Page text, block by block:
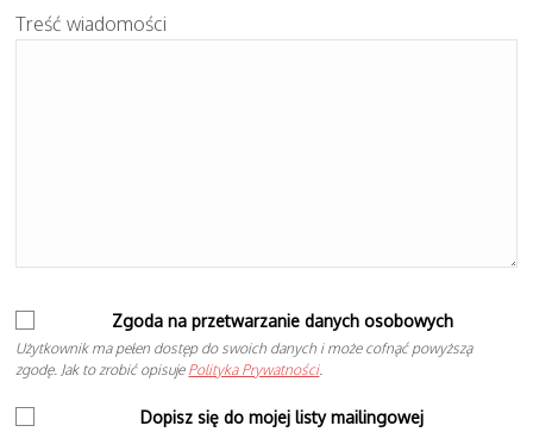
Treść wiadomości
Zgoda na przetwarzanie danych osobowych
Użytkownik ma pełen dostęp do swoich danych i może cofnąć powyższą
zgodę. Jak to zrobić opisuje Polityka Prywatności.
Dopisz się do mojej listy mailingowej